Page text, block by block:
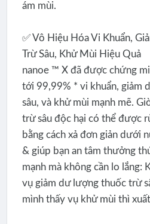
ám mùi.
✅ Vô Hiệu Hóa Vi Khuẩn,
Trừ Sâu, Khử Mùi Hiệu Quả
nanoe ™ X đã được chứng
tới 99,99% * vi khuẩn, giảm
sâu, và khử mùi mạnh mẽ.
trừ sâu độc hại có thể được
bằng cách xả đơn giản dưới
& giúp bạn an tâm thưởng
mạnh mà không cần lo lắng:
vụ giảm dư lượng thuốc trừ
mình thấy vụ khử mùi thì